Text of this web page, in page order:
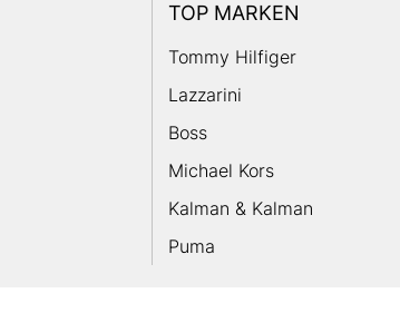
TOP MARKEN
Tommy Hilfiger
Lazzarini
Boss
Michael Kors
Kalman & Kalman
Puma